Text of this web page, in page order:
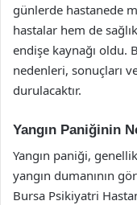
günlerde hastanede
hastalar hem de
endişe kaynağı oldu.
nedenleri, sonuçları
durulacaktır.
Yangın Paniğinin
Yangın paniği,
yangın dumanının
Bursa Psikiyatri